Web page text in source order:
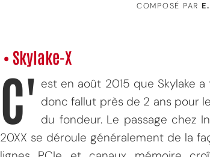
COMPOSÉ PAR
• Skylake-X
C' est en août 2015 que Skylake
donc fallut près de 2 ans pour
du fondeur. Le passage chez
20XX se déroule généralement de la